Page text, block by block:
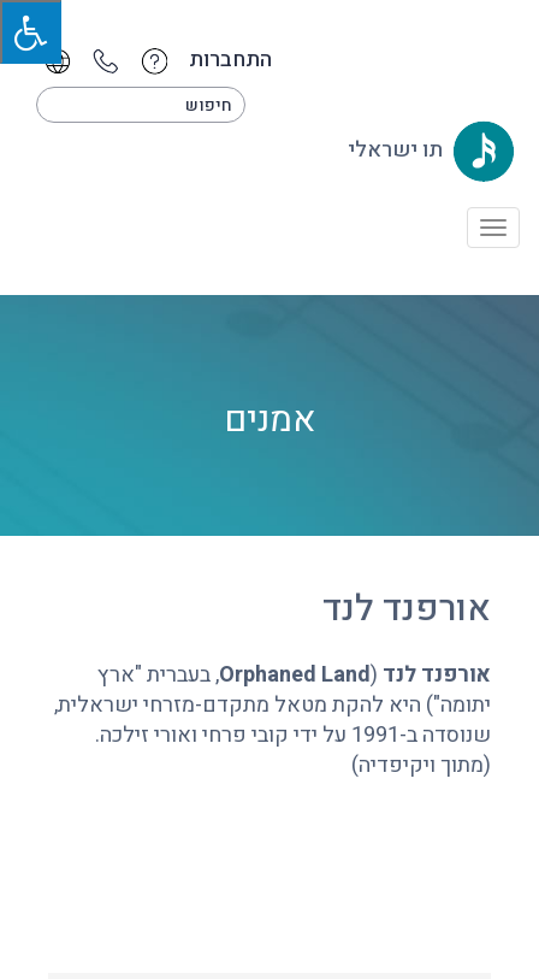
התחברות
תו ישראלי
Toggle
אמנים
אורפנד לנד
אורפנד לנד (
Orphaned Land, בעברית "ארץ
יתומה") היא להקת מטאל מתקדם-מזרחי ישראלית,
שנוסדה ב-1991 על ידי קובי פרחי ואורי זילכה.
(מתוך ויקיפדיה)